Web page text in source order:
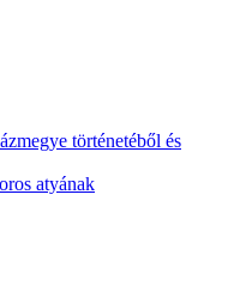
történetéből és
atyának